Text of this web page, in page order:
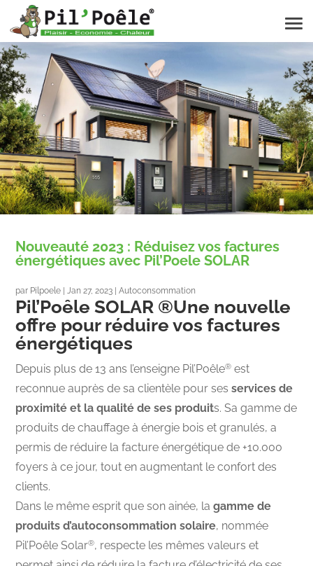
Nouveauté 2023 : Réduisez vos factures
énergétiques avec Pil’Poele SOLAR
par Pilpoele |Jan 27, 2023 |Autoconsommation
Pil’Poêle SOLAR ®Une nouvelle
offre pour réduire vos factures
énergétiques
Depuis plus de 13 ans l’enseigne Pil’Poêle® est
reconnue auprès de sa clientèle pour ses services de
proximité et la qualité de ses produits. Sa gamme de
produits de chauffage à énergie bois et granulés, a
permis de réduire la facture énergétique de +10.000
foyers à ce jour, tout en augmentant le confort des
clients.
Dans le même esprit que son ainée, la gamme de
produits d’autoconsommation solaire, nommée
Pil’Poêle Solar®, respecte les mêmes valeurs et